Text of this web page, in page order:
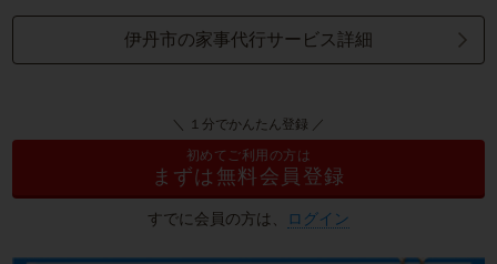
伊丹市の家事代行サービス詳細
＼ １分でかんたん登録 ／
初めてご利用の方は
まずは無料会員登録
すでに会員の方は、 ログイン